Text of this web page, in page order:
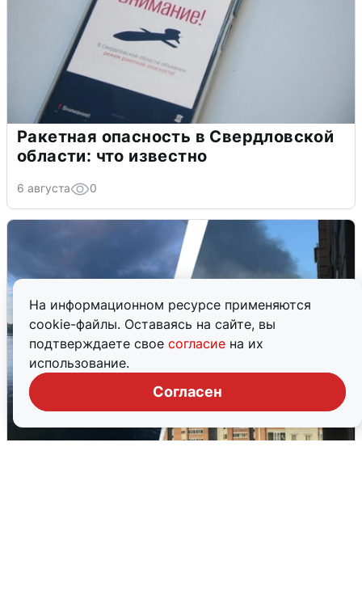
На информационном ресурсе применяются
cookie-файлы. Оставаясь на сайте, вы
подтверждаете свое согласие на их
использование.
Согласен
Ракетная опасность в Свердловской
области: что известно
6 августа 0